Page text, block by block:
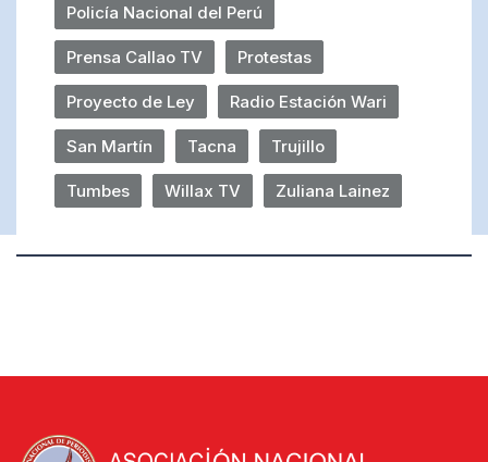
Policía Nacional del Perú
Prensa Callao TV Protestas
Proyecto de Ley Radio Estación Wari
San Martín Tacna Trujillo
Tumbes Willax TV Zuliana Lainez